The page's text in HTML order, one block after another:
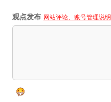
观点发布 网站评论、账号管理说明